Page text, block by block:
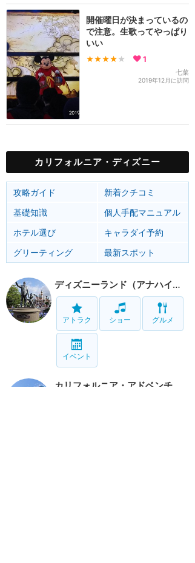
開催曜日が決まっているの
で注意。生歌ってやっぱり
いい
★★★★ ★ 1
七菜
2019年12月に訪問
カリフォルニア・ディズニー
攻略ガイド
新着クチコミ
基礎知識
個人手配マニュアル
ホテル選び
キャラダイ予約
グリーティング
最新スポット
ディズニーランド（アナハイム）
アトラク ショー グルメ
イベント